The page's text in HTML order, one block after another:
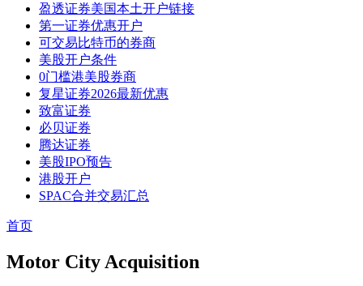
盈透证券美国本土开户链接
第一证券优惠开户
可交易比特币的券商
美股开户条件
0门槛港美股券商
复星证券2026最新优惠
致富证券
必贝证券
腾达证券
美股IPO预告
港股开户
SPAC合并交易汇总
首页
Motor City Acquisition